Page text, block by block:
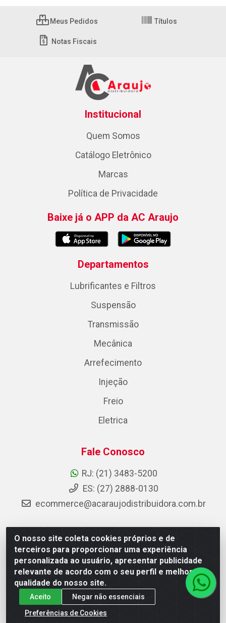
O nosso site coleta cookies próprios e de
terceiros para proporcionar uma experiência
personalizada ao usuário, apresentar publicidade
relevante de acordo com o seu perfil e melhorar a
qualidade do nosso site.
Aceito
Negar não essenciais
Preferências de Cookies
Meus Pedidos Títulos
Notas Fiscais
Institucional
Quem Somos
Catálogo Eletrônico
Marcas
Política de Privacidade
Baixe já o APP da AC Araujo
Departamentos
Lubrificantes e Filtros
Suspensão
Transmissão
Mecânica
Arrefecimento
Injeção
Freio
Eletrica
Fale Conosco
RJ: (21) 3483-5200
ES: (27) 2888-0130
ecommerce@acaraujodistribuidora.com.br
AC Araujo Distribuidora - Rua Carneiro de Campos, 42 -
São Cristóvão, Rio de Janeiro/RJ - CEP 20.920-410 -
CNPJ 08.744.753/0003-85